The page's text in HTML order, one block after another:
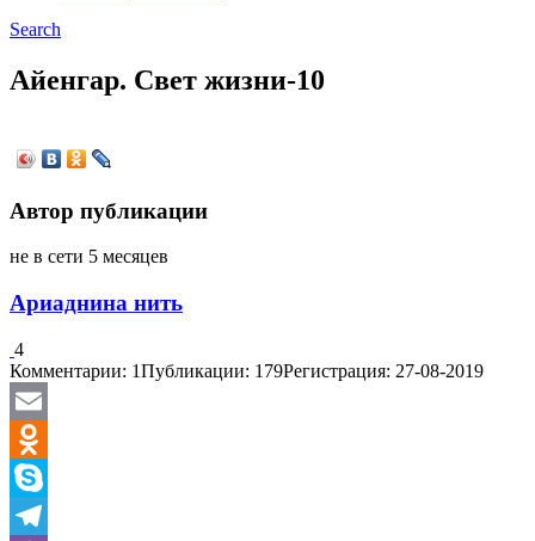
Search
Айенгар. Свет жизни-10
Автор публикации
не в сети 5 месяцев
Ариаднина нить
4
Комментарии: 1Публикации: 179Регистрация: 27-08-2019
Email
Odnoklassniki
Skype